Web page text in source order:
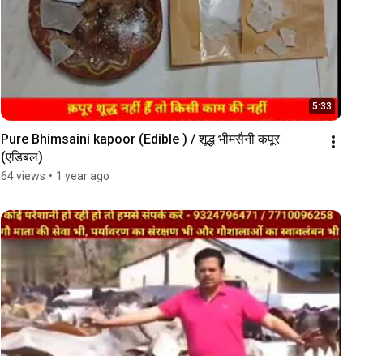
5:33
Pure Bhimsaini kapoor (Edible ) / शूद्ध भीमसैनी कपूर
(एडिबल)
64 views • 1 year ago